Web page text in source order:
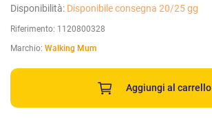
Disponibilità: Disponibile consegna 20/25 gg
Riferimento: 1120800328
Marchio: Walking Mum
Aggiungi al carrello